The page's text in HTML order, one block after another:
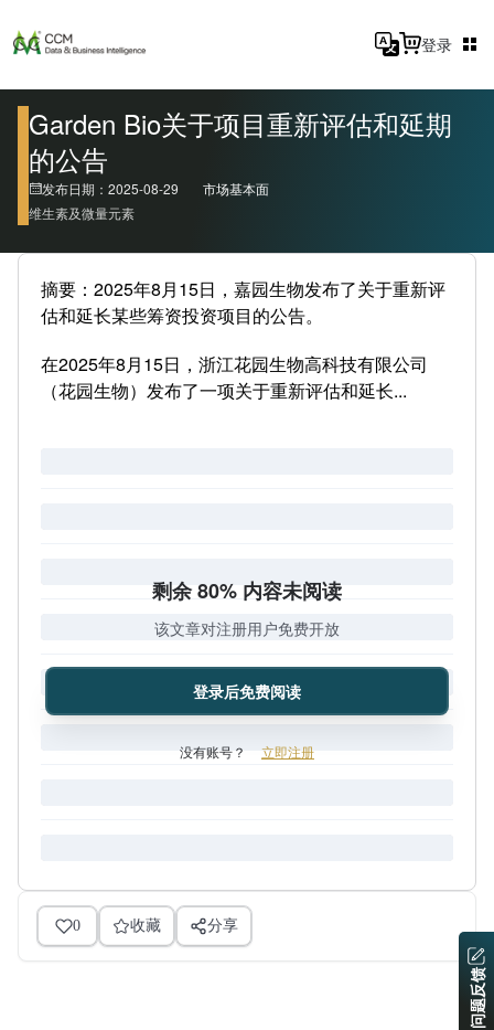
登录
Garden Bio关于项目重新评估和延期
的公告
发布日期：2025-08-29
市场基本面
维生素及微量元素
摘要：2025年8月15日，嘉园生物发布了关于重新评
估和延长某些筹资投资项目的公告。
在2025年8月15日，浙江花园生物高科技有限公司
（花园生物）发布了一项关于重新评估和延长...
剩余 80% 内容未阅读
该文章对注册用户免费开放
登录后免费阅读
没有账号？ 立即注册
0 收藏 分享
问题反馈